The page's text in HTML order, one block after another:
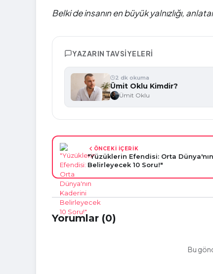
Belki de insanın en büyük yalnızlığı,
YAZARIN TAVSIYELERI
2 dk okuma
Ümit Oklu Kimdir?
Ümit Oklu
ÖNCEKİ İÇERİK
"Yüzüklerin Efendisi: Orta
Belirleyecek 10 Soru!"
Yorumlar (0)
Bu